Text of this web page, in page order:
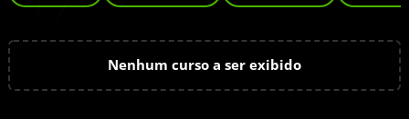
Nenhum curso a ser exibido